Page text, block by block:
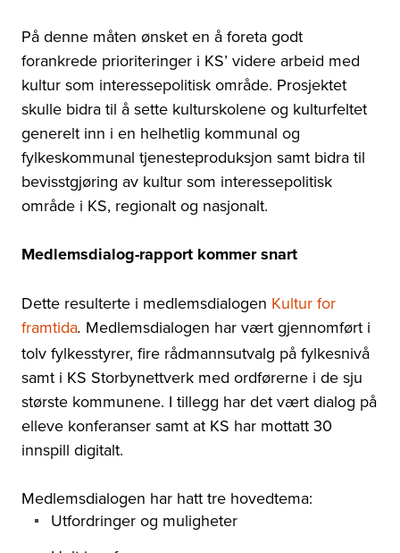
På denne måten ønsket en å foreta godt
forankrede prioriteringer i KS’ videre arbeid med
kultur som interessepolitisk område. Prosjektet
skulle bidra til å sette kulturskolene og kulturfeltet
generelt inn i en helhetlig kommunal og
fylkeskommunal tjenesteproduksjon samt bidra til
bevisstgjøring av kultur som interessepolitisk
område i KS, regionalt og nasjonalt.
Medlemsdialog-rapport kommer snart
Dette resulterte i medlemsdialogen Kultur for
framtida. Medlemsdialogen har vært gjennomført i
tolv fylkesstyrer, fire rådmannsutvalg på fylkesnivå
samt i KS Storbynettverk med ordførerne i de sju
største kommunene. I tillegg har det vært dialog på
elleve konferanser samt at KS har mottatt 30
innspill digitalt.
Medlemsdialogen har hatt tre hovedtema:
Utfordringer og muligheter